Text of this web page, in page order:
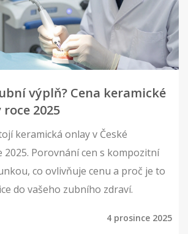
výplň? Cena keramické
roce 2025
keramická onlay v České
2025. Porovnání cen s kompozitní
co ovlivňuje cenu a proč je to
do vašeho zubního zdraví.
4 prosince 2025